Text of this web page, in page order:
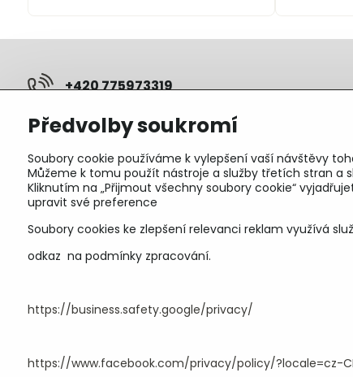
+420 775973319
pepunakup​@gmail​.com
Objednávky
Stav objednávky
Předvolby soukromí
Soubory cookie používáme k vylepšení vaší návštěvy
Můžeme k tomu použít nástroje a služby třetích stran a
Kliknutím na „Přijmout všechny soubory cookie“
upravit své preference
Soubory cookies ke zlepšení relevanci reklam využívá
odkaz na podmínky zpracování.
https://business.safety.google/privacy/
https://www.facebook.com/privacy/policy/?locale=cz-